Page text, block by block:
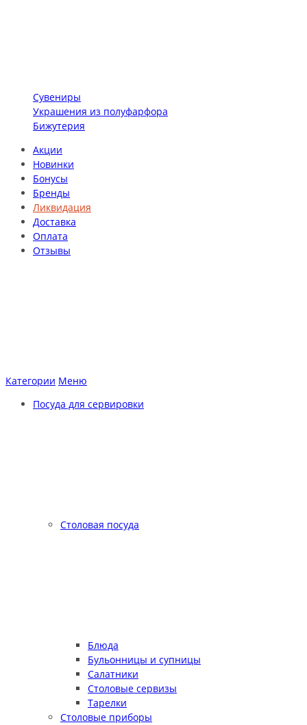
Сувениры
Украшения из полуфарфора
Бижутерия
Акции
Новинки
Бонусы
Бренды
Ликвидация
Доставка
Оплата
Отзывы
Категории Меню
Посуда для сервировки
Столовая посуда
Блюда
Бульонницы и супницы
Салатники
Столовые сервизы
Тарелки
Столовые приборы